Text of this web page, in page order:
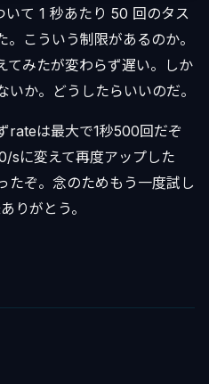
いて 1 秒あたり 50 回のタス
こういう制限があるのか。
みたが変わらず遅い。しか
か。どうしたらいいのだ。
rateは最大で1秒500回だぞ
sに変えて再度アップした
たぞ。念のためもう一度試し
りがとう。